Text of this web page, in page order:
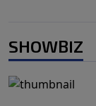
SHOWBIZ